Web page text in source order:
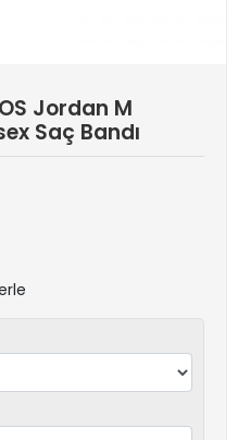
Jordan M
Saç Bandı